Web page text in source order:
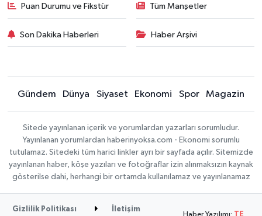
Puan Durumu ve Fikstür Tüm Manşetler
Son Dakika Haberleri Haber Arşivi
Gündem Dünya Siyaset Ekonomi Spor Magazin
Sitede yayınlanan içerik ve yorumlardan yazarları sorumludur.
Yayınlanan yorumlardan haberinyoksa.com - Ekonomi sorumlu
tutulamaz. Sitedeki tüm harici linkler ayrı bir sayfada açılır. Sitemizde
yayınlanan haber, köşe yazıları ve fotoğraflar izin alınmaksızın kaynak
gösterilse dahi, herhangi bir ortamda kullanılamaz ve yayınlanamaz
Gizlilik Politikası İletişim
Haber Yazılımı: TE